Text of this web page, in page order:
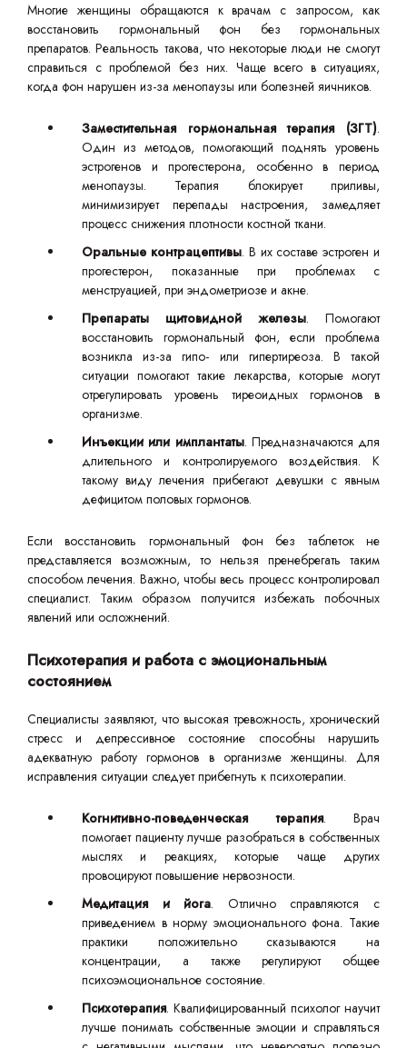
Многие женщины обращаются к врачам с запросом, как
восстановить гормональный фон без гормональных
препаратов. Реальность такова, что некоторые люди не смогут
справиться с проблемой без них. Чаще всего в ситуациях,
когда фон нарушен из-за менопаузы или болезней яичников.
Заместительная гормональная терапия (ЗГТ).
Один из методов, помогающий поднять уровень
эстрогенов и прогестерона, особенно в период
менопаузы. Терапия блокирует приливы,
минимизирует перепады настроения, замедляет
процесс снижения плотности костной ткани.
Оральные контрацептивы. В их составе эстроген и
прогестерон, показанные при проблемах с
менструацией, при эндометриозе и акне.
Препараты щитовидной железы. Помогают
восстановить гормональный фон, если проблема
возникла из-за гипо- или гипертиреоза. В такой
ситуации помогают такие лекарства, которые могут
отрегулировать уровень тиреоидных гормонов в
организме.
Инъекции или имплантаты. Предназначаются для
длительного и контролируемого воздействия. К
такому виду лечения прибегают девушки с явным
дефицитом половых гормонов.
Если восстановить гормональный фон без таблеток не
представляется возможным, то нельзя пренебрегать таким
способом лечения. Важно, чтобы весь процесс контролировал
специалист. Таким образом получится избежать побочных
явлений или осложнений.
Психотерапия и работа с эмоциональным
состоянием
Специалисты заявляют, что высокая тревожность, хронический
стресс и депрессивное состояние способны нарушить
адекватную работу гормонов в организме женщины. Для
исправления ситуации следует прибегнуть к психотерапии.
Когнитивно-поведенческая терапия. Врач
помогает пациенту лучше разобраться в собственных
мыслях и реакциях, которые чаще других
провоцируют повышение нервозности.
Медитация и йога. Отлично справляются с
приведением в норму эмоционального фона. Такие
практики положительно сказываются на
концентрации, а также регулируют общее
психоэмоциональное состояние.
Психотерапия. Квалифицированный психолог научит
лучше понимать собственные эмоции и справляться